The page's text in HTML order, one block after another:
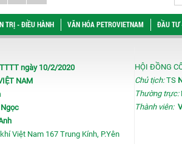
TRỊ - ĐIỀU HÀNH VĂN HÓA PETROVIETNAM ĐẦU TƯ
ngày 10/2/2020
NAM
Việt Nam 167 Trung Kính, P.Yên
HỘI ĐỒNG
Chủ tịch:TS
Thường trực:
Thành viên: